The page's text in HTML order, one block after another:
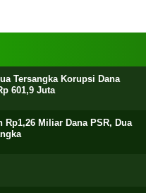
Tersangka Korupsi Dana
601,9 Juta
Rp1,26 Miliar Dana PSR, Dua